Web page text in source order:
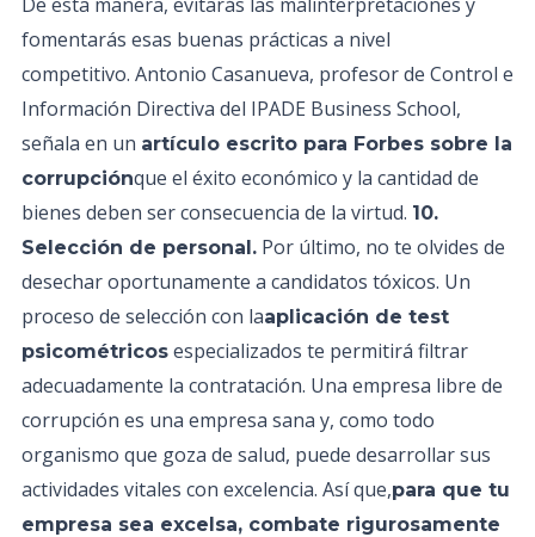
fomentarás esas buenas prácticas a nivel
competitivo. Antonio Casanueva, profesor de Control e
Información Directiva del IPADE Business School,
señala en un artículo escrito para Forbes sobre la
corrupciónque el éxito económico y la cantidad de
bienes deben ser consecuencia de la virtud. 10.
Selección de personal. Por último, no te olvides de
desechar oportunamente a candidatos tóxicos. Un
proceso de selección con laaplicación de test
psicométricos especializados te permitirá filtrar
adecuadamente la contratación. Una empresa libre de
corrupción es una empresa sana y, como todo
organismo que goza de salud, puede desarrollar sus
actividades vitales con excelencia. Así que,para que tu
empresa sea excelsa, combate rigurosamente